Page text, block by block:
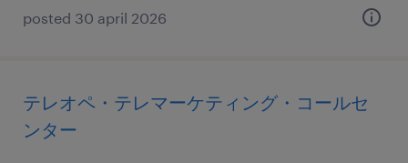
posted 30 april 2026
テレオペ・テレマーケティング・コールセ
ンター